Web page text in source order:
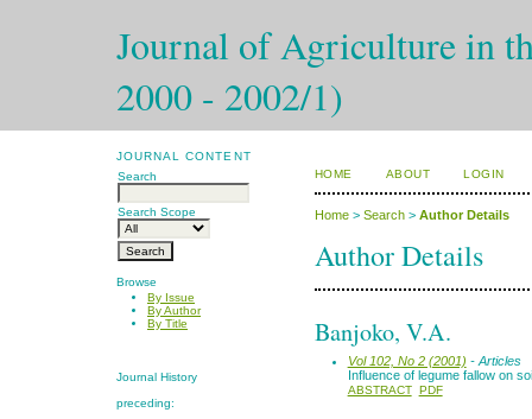
Journal of Agriculture in
2000 - 2002/1)
JOURNAL CONTENT
Search
Search Scope
Browse
By Issue
By Author
By Title
Journal History
preceding:
HOME ABOUT LOGIN
Home> Search> Author Details
Author Details
Banjoko, V.A.
Vol 102, No 2 (2001) - Articles
Influence of legume fallow on
ABSTRACT PDF